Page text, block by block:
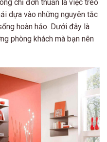
chỉ đơn thuần là việc treo
dựa vào những nguyên tắc
hoàn hảo. Dưới đây là
phòng khách mà bạn nên